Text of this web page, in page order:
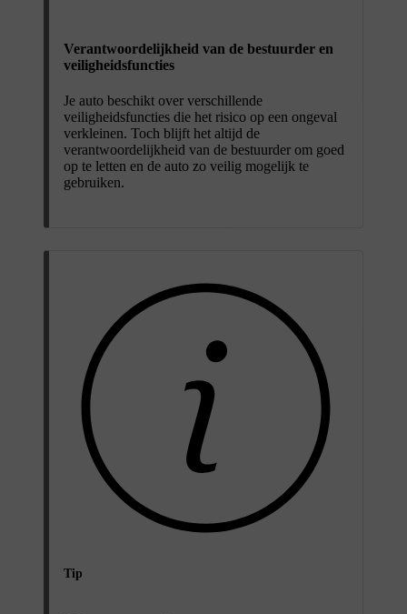
Verantwoordelijkheid van de bestuurder en
veiligheidsfuncties
Je auto beschikt over verschillende
veiligheidsfuncties die het risico op een ongeval
verkleinen. Toch blijft het altijd de
verantwoordelijkheid van de bestuurder om goed
op te letten en de auto zo veilig mogelijk te
gebruiken.
Tip